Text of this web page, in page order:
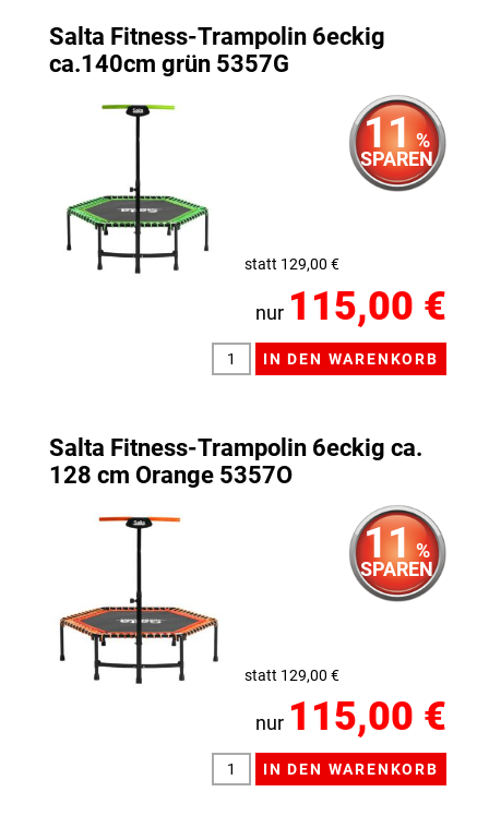
Salta Fitness-Trampolin 6eckig
ca.140cm grün 5357G
11 %
SPAREN
statt 129,00 €
nur 115,00 €
Salta Fitness-Trampolin 6eckig ca.
128 cm Orange 5357O
11 %
SPAREN
statt 129,00 €
nur 115,00 €